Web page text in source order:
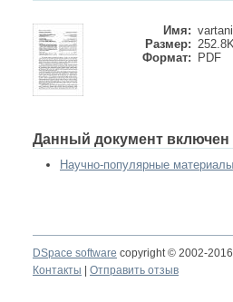
Имя:
Размер:
Формат:
PDF
Данный документ
Научно-популярные материалы
DSpace software copyright © 2002-2016
Контакты
Отправить отзыв